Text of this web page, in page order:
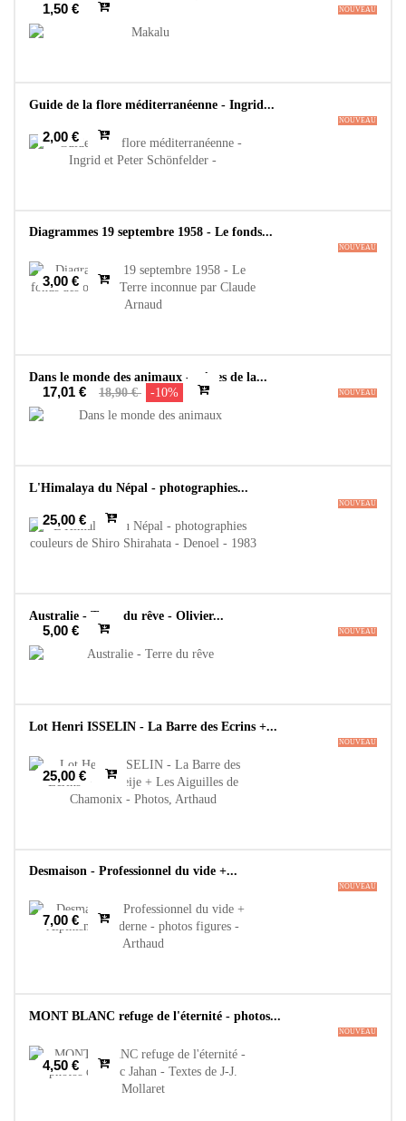
NOUVEAU
1,50 €
Guide de la flore méditerranéenne - Ingrid...
NOUVEAU
2,00 €
Diagrammes 19 septembre 1958 - Le fonds...
NOUVEAU
3,00 €
Dans le monde des animaux - scènes de la...
NOUVEAU
17,01 € 18,90 € -10%
L'Himalaya du Népal - photographies...
NOUVEAU
25,00 €
Australie - Terre du rêve - Olivier...
NOUVEAU
5,00 €
Lot Henri ISSELIN - La Barre des Ecrins +...
NOUVEAU
25,00 €
Desmaison - Professionnel du vide +...
NOUVEAU
7,00 €
MONT BLANC refuge de l'éternité - photos...
NOUVEAU
4,50 €